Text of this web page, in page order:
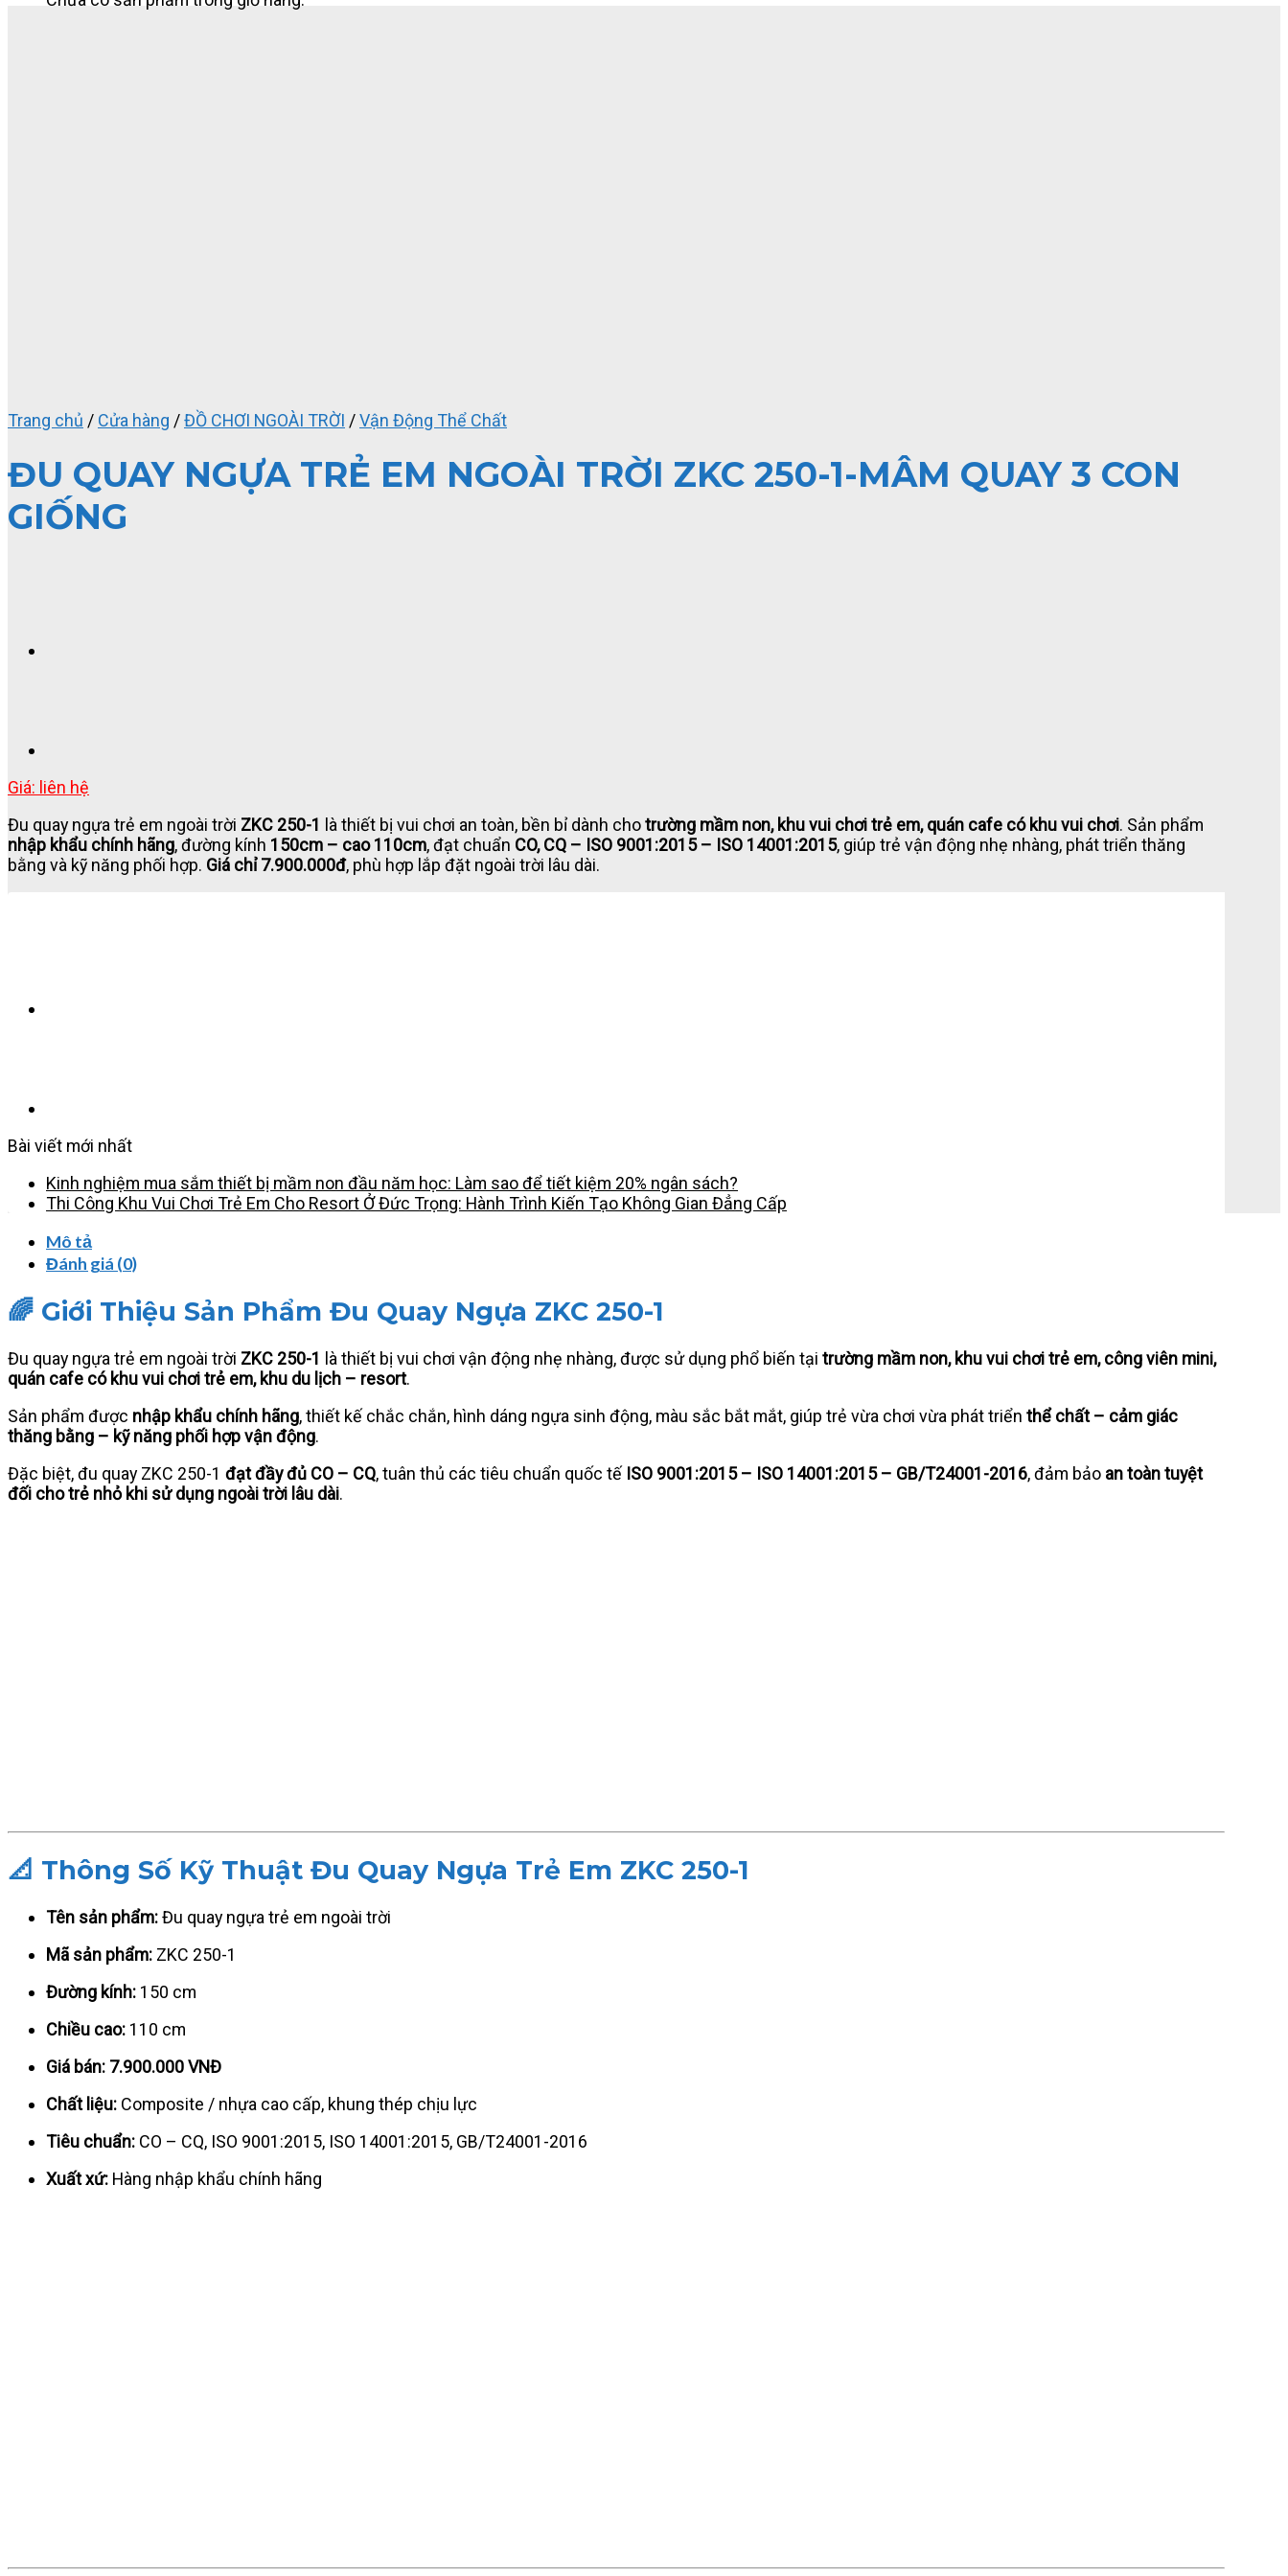
Trang chủ / Cửa hàng /ĐỒ CHƠI NGOÀI TRỜI /Vận Động Thể Chất
ĐU QUAY NGỰA TRẺ EM NGOÀI TRỜI ZKC 250-1-MÂM QUAY 3 CON
GIỐNG
Giá: liên hệ
Đu quay ngựa trẻ em ngoài trời ZKC 250-1 là thiết bị vui chơi an toàn, bền bỉ dành chotrường mầm non, khu vui chơi trẻ em, quán cafe có khu vui chơi. Sản phẩm
nhập khẩu chính hãng, đường kính 150cm – cao 110cm, đạt chuẩn CO, CQ – ISO 9001:2015 – ISO 14001:2015, giúp trẻ vận động nhẹ nhàng, phát triển thăng
bằng và kỹ năng phối hợp. Giá chỉ 7.900.000đ, phù hợp lắp đặt ngoài trời lâu dài.
Bài viết mới nhất
Kinh nghiệm mua sắm thiết bị mầm non đầu năm học: Làm sao để tiết kiệm 20% ngân sách?
Thi Công Khu Vui Chơi Trẻ Em Cho Resort Ở Đức Trọng: Hành Trình Kiến Tạo Không Gian Đẳng Cấp
Mô tả
Đánh giá (0)
🌈 Giới Thiệu Sản Phẩm Đu Quay Ngựa ZKC 250-1
Đu quay ngựa trẻ em ngoài trời ZKC 250-1 là thiết bị vui chơi vận động nhẹ nhàng, được sử dụng phổ biến tại trường mầm non, khu vui chơi trẻ em, công viên mini,
quán cafe có khu vui chơi trẻ em, khu du lịch – resort.
Sản phẩm được nhập khẩu chính hãng, thiết kế chắc chắn, hình dáng ngựa sinh động, màu sắc bắt mắt, giúp trẻ vừa chơi vừa phát triển thể chất – cảm giác
thăng bằng – kỹ năng phối hợp vận động.
Đặc biệt, đu quay ZKC 250-1 đạt đầy đủ CO – CQ, tuân thủ các tiêu chuẩn quốc tế ISO 9001:2015 – ISO 14001:2015 – GB/T24001-2016, đảm bảo an toàn tuyệt
đối cho trẻ nhỏ khi sử dụng ngoài trời lâu dài.
📐 Thông Số Kỹ Thuật Đu Quay Ngựa Trẻ Em ZKC 250-1
Tên sản phẩm:Đu quay ngựa trẻ em ngoài trời
Mã sản phẩm: ZKC 250-1
Đường kính: 150 cm
Chiều cao: 110 cm
Giá bán: 7.900.000 VNĐ
Chất liệu: Composite / nhựa cao cấp, khung thép chịu lực
Tiêu chuẩn: CO – CQ, ISO 9001:2015, ISO 14001:2015, GB/T24001-2016
Xuất xứ: Hàng nhập khẩu chính hãng